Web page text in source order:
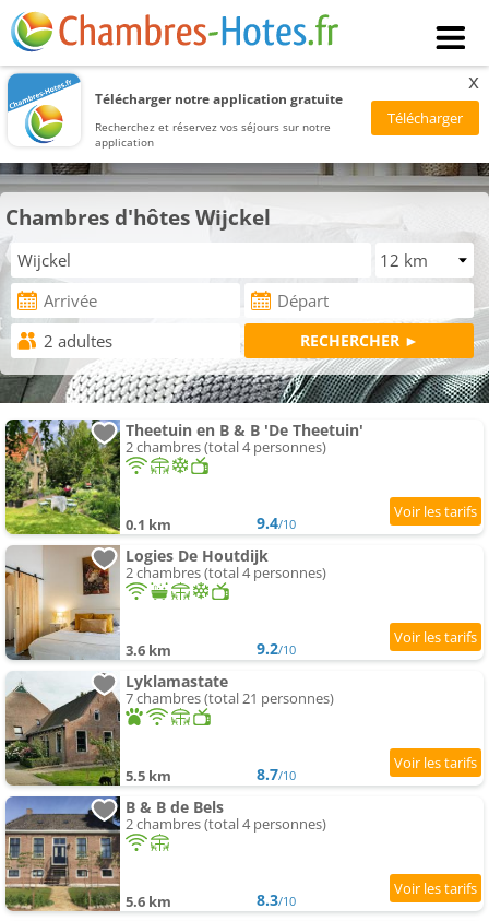
Télécharger notre application gratuite
Recherchez et réservez vos séjours sur notre
application
x
Chambres d'hôtes Wijckel
Theetuin en B & B 'De Theetuin'
2 chambres (total 4 personnes)
0.1 km 9.4/10
Logies De Houtdijk
2 chambres (total 4 personnes)
3.6 km 9.2/10
Lyklamastate
7 chambres (total 21 personnes)
5.5 km 8.7/10
B & B de Bels
2 chambres (total 4 personnes)
5.6 km 8.3/10